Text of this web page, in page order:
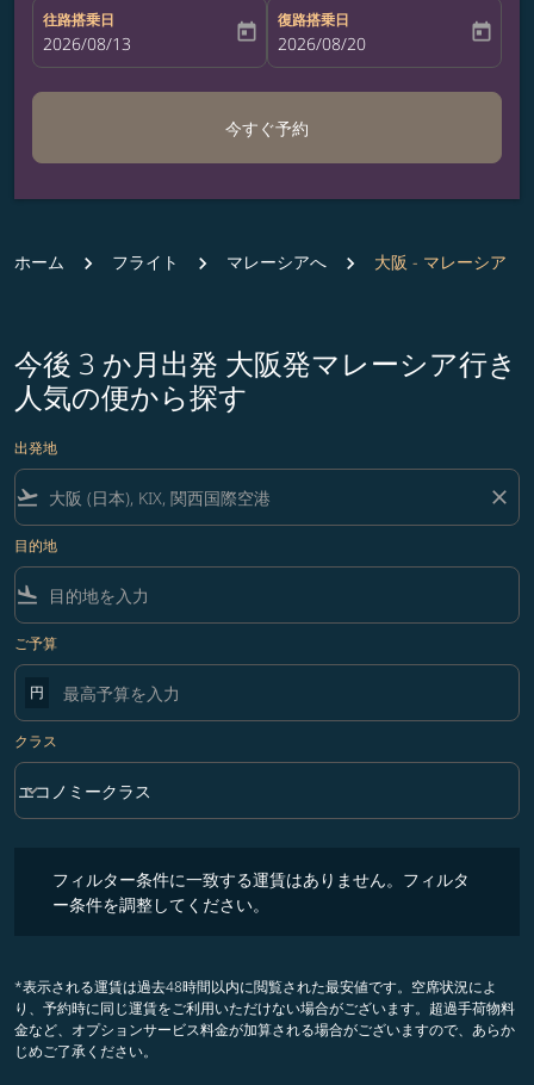
往路搭乗日
fc-booking-departure-date-aria-label
2026/08/13 today
復路搭乗日
fc-booking-return-date-aria-label
2026/08/20 today
今すぐ予約
ホーム フライト マレーシアへ 大阪 - マレーシア
今後 3 か月出発 大阪発マレーシア行き
人気の便から探す
出発地
flight_takeoff close
目的地
flight_land
ご予算
円
クラス
クラス option エコノミークラス Selected
エコノミークラス
keyboard_arrow_down
フィルター条件に一致する運賃はありません。フィルタ
ー条件を調整してください。
*表示される運賃は過去48時間以内に閲覧された最安値です。空席状況によ
り、予約時に同じ運賃をご利用いただけない場合がございます。超過手荷物料
金など、オプションサービス料金が加算される場合がございますので、あらか
じめご了承ください。